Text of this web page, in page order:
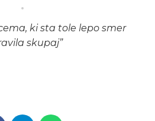
ki sta tole lepo smer
skupaj”